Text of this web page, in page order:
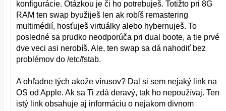
konfigurácie. Otázkou je či ho potrebuješ. Totižto pri 8G
RAM ten swap byužiješ len ak robíš remastering
multimédií, hosťuješ virtuálky alebo hybernuješ. To
posledné sa prudko neodporúča pri dual boote, a tie prvé
dve veci asi nerobíš. Ale, ten swap sa dá nahodiť bez
problémov do /etc/fstab.
A ohľadne tých akože vírusov? Dal si sem nejaký link na
OS od Apple. Ak sa Ti zdá deravý, tak ho nepoužívaj. Ten
istý link obsahuje aj informáciu o nejakom divnom